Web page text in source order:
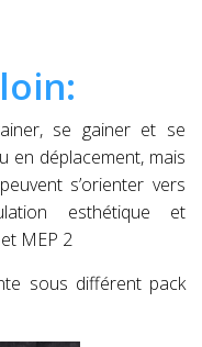
se gainer et se
en déplacement, mais
s’orienter vers
esthétique et
MEP 2
sous différent pack